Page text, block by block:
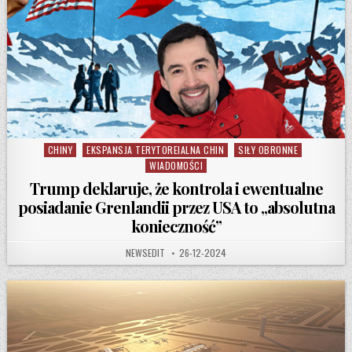
Posted in
CHINY EKSPANSJA TERYTOREIALNA CHIN
SIŁY OBRONNE
WIADOMOŚCI
Trump deklaruje, że kontrola i ewentualne
posiadanie Grenlandii przez USA to „absolutna
konieczność”
AUTHOR:
NEWSEDIT PUBLISHED DATE:
26-12-2024